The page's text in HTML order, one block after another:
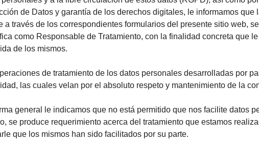
de Datos y garantía de los derechos digitales, le informamos
a través de los correspondientes formularios del presente sitio web,
como Responsable de Tratamiento, con la finalidad concreta que
de los mismos.
de tratamiento de los datos personales desarrolladas por
las cuales velan por el absoluto respeto y mantenimiento de la
general le indicamos que no está permitido que nos facilite datos
se produce requerimiento acerca del tratamiento que estamos
que los mismos han sido facilitados por su parte.